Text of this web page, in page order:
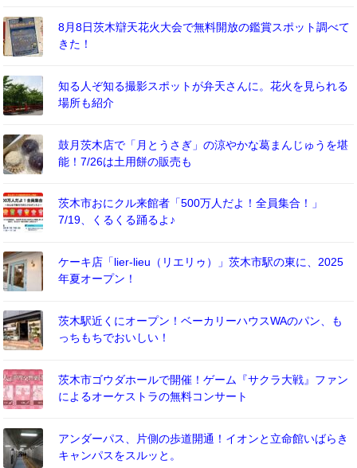
8月8日茨木辯天花火大会で無料開放の鑑賞スポット調べて
きた！
知る人ぞ知る撮影スポットが弁天さんに。花火を見られる
場所も紹介
鼓月茨木店で「月とうさぎ」の涼やかな葛まんじゅうを堪
能！7/26は土用餅の販売も
茨木市おにクル来館者「500万人だよ！全員集合！」
7/19、くるくる踊るよ♪
ケーキ店「lier-lieu（リエリゥ）」茨木市駅の東に、2025
年夏オープン！
茨木駅近くにオープン！ベーカリーハウスWAのパン、も
っちもちでおいしい！
茨木市ゴウダホールで開催！ゲーム『サクラ大戦』ファン
によるオーケストラの無料コンサート
アンダーパス、片側の歩道開通！イオンと立命館いばらき
キャンパスをスルッと。